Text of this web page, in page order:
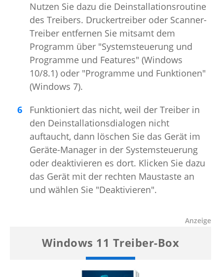
Nutzen Sie dazu die Deinstallationsroutine
des Treibers. Druckertreiber oder Scanner-
Treiber entfernen Sie mitsamt dem
Programm über "Systemsteuerung und
Programme und Features" (Windows
10/8.1) oder "Programme und Funktionen"
(Windows 7).
Funktioniert das nicht, weil der Treiber in
den Deinstallationsdialogen nicht
auftaucht, dann löschen Sie das Gerät im
Geräte-Manager in der Systemsteuerung
oder deaktivieren es dort. Klicken Sie dazu
das Gerät mit der rechten Maustaste an
und wählen Sie "Deaktivieren".